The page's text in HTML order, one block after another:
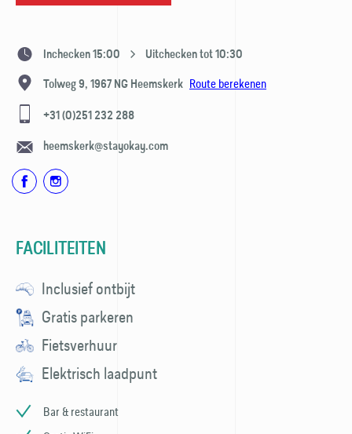
Inchecken 15:00 Uitchecken tot 10:30
Tolweg 9, 1967 NG Heemskerk Route berekenen
+31 (0)251 232 288
heemskerk@stayokay.com
FACILITEITEN
Inclusief ontbijt
Gratis parkeren
Fietsverhuur
Elektrisch laadpunt
Bar & restaurant